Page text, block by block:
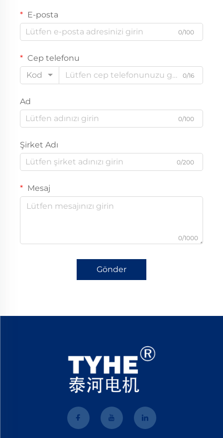
E-posta
0/100
Cep telefonu
Kod
0/16
Ad
0/100
Şirket Adı
0/200
Mesaj
0/1000
Gönder